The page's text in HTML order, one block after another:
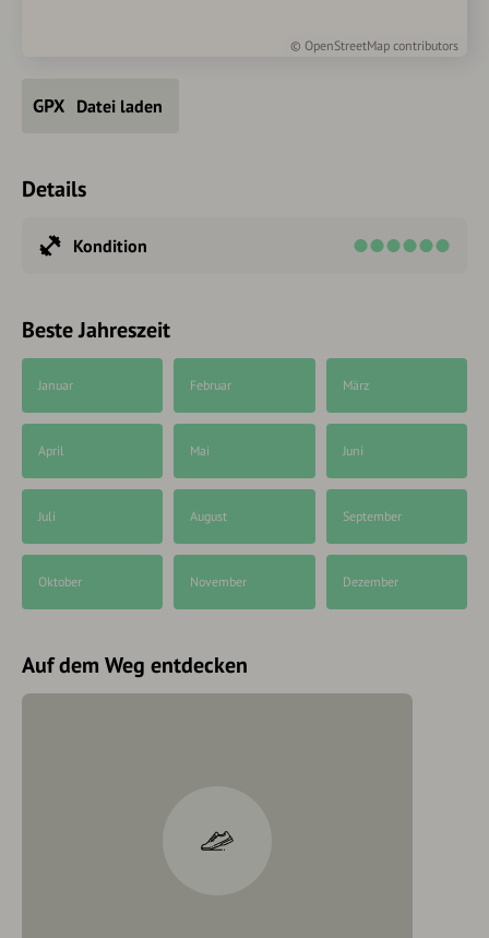
© OpenStreetMap contributors
Datei laden
Details
Kondition
Beste Jahreszeit
Januar Februar März
April Mai Juni
Juli August September
Oktober November Dezember
Auf dem Weg entdecken